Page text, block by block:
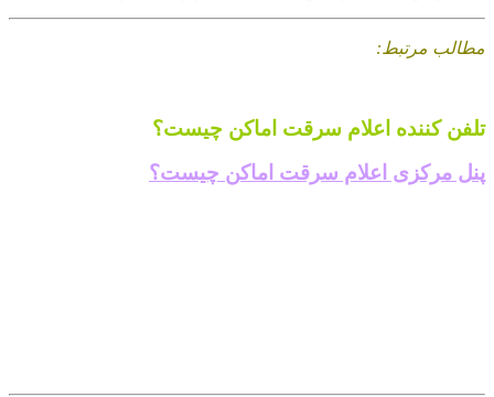
مطالب مرتبط:
تلفن کننده اعلام سرقت اماکن چیست؟
پنل مرکزی اعلام سرقت اماکن چیست؟